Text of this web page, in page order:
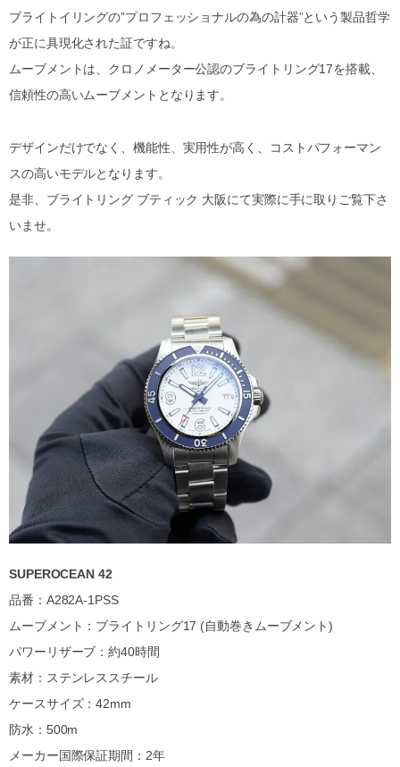
ブライトイリングの”プロフェッショナルの為の計器”という製品哲学
が正に具現化された証ですね。
ムーブメントは、クロノメーター公認のブライトリング17を搭載、
信頼性の高いムーブメントとなります。
デザインだけでなく、機能性、実用性が高く、コストパフォーマン
スの高いモデルとなります。
是非、ブライトリング ブティック 大阪にて実際に手に取りご覧下さ
いませ。
SUPEROCEAN 42
品番：A282A-1PSS
ムーブメント：ブライトリング17 (自動巻きムーブメント)
パワーリザーブ：約40時間
素材：ステンレススチール
ケースサイズ：42mm
防水：500m
メーカー国際保証期間：2年